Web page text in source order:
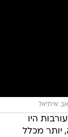
איתיאל
היו
יותר מכלל